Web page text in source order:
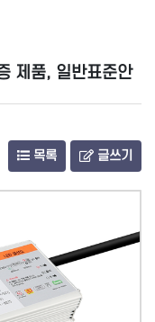
목록 글쓰기